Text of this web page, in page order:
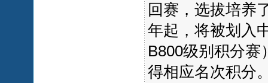
回赛，选拔培养
年起，将被划入
B800级别积分赛
得相应名次积分